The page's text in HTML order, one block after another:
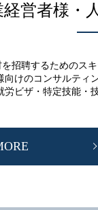
経営者様・
招聘するためのス
けのコンサルティ
ビザ・特定技能・